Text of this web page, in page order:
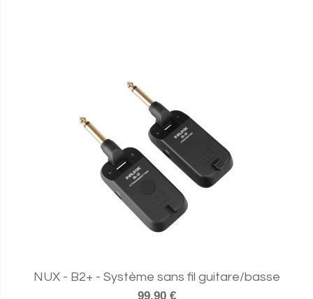
NUX - B2+ - Système sans fil guitare/basse
99,90 €